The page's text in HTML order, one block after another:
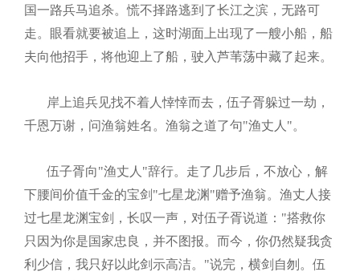
国一路兵马追杀。慌不择路逃到了长江之滨，无路可
走。眼看就要被追上，这时湖面上出现了一艘小船，船
夫向他招手，将他迎上了船，驶入芦苇荡中藏了起来。
岸上追兵见找不着人悻悻而去，伍子胥躲过一劫，
千恩万谢，问渔翁姓名。渔翁之道了句"渔丈人"。
伍子胥向"渔丈人"辞行。走了几步后，不放心，解
下腰间价值千金的宝剑"七星龙渊"赠予渔翁。渔丈人接
过七星龙渊宝剑，长叹一声，对伍子胥说道："搭救你
只因为你是国家忠良，并不图报。而今，你仍然疑我贪
利少信，我只好以此剑示高洁。"说完，横剑自刎。伍